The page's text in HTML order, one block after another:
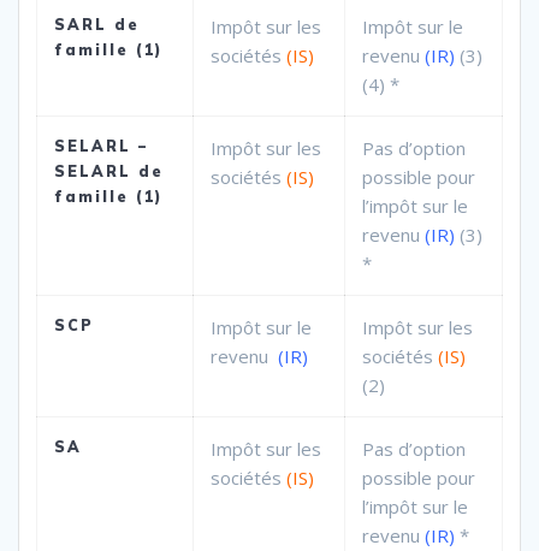
SARL de
famille (1)
Impôt sur les
sociétés (IS)
Impôt sur le
revenu (IR) (3)
(4) *
SELARL –
SELARL de
famille (1)
Impôt sur les
sociétés (IS)
Pas d’option
possible pour
l’impôt sur le
revenu (IR) (3)
*
SCP
Impôt sur le
revenu (IR)
Impôt sur les
sociétés (IS)
(2)
SA
Impôt sur les
sociétés (IS)
Pas d’option
possible pour
l’impôt sur le
revenu (IR) *